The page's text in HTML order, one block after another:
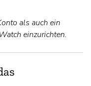
als auch ein
einzurichten.